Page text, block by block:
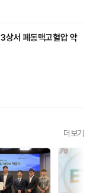
상서 폐동맥고혈압 악
더보기